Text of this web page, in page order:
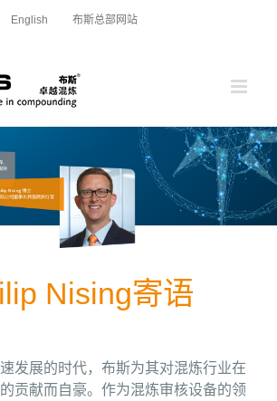
English 布斯总部网站
Nising寄语
发展的时代，布斯为其对混炼行业在
贡献而自豪。作为混炼审核设备的领